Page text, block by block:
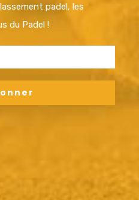
padel, les
du Padel !